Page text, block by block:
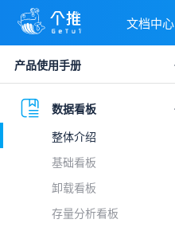
文档中心
产品使用手册
数据看板
整体介绍
基础看板
卸载看板
存量分析看板